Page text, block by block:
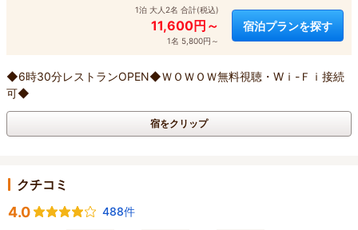
1泊 大人2名 合計(税込)
11,600円～
1名 5,800円～
宿泊プランを探す
◆6時30分レストランOPEN◆ＷＯＷＯＷ無料視聴・Wｉ-Ｆｉ接続
可◆
宿をクリップ
クチコミ
4.0
488件